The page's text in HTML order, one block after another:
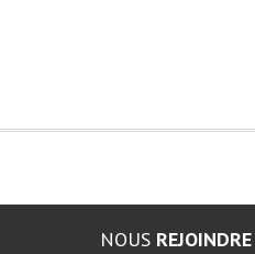
NOUS REJOINDRE